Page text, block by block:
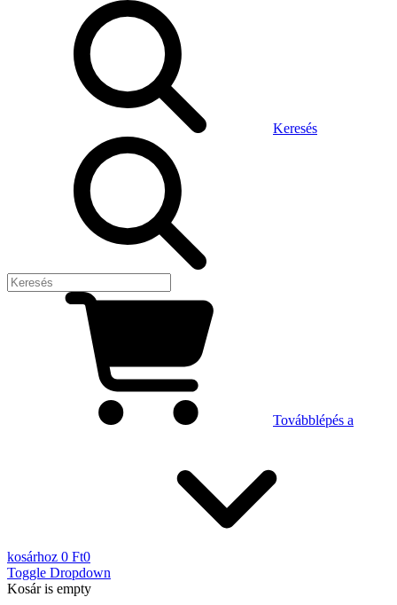
Keresés
Továbblépés a
kosárhoz 0 Ft0
Toggle Dropdown
Kosáris empty